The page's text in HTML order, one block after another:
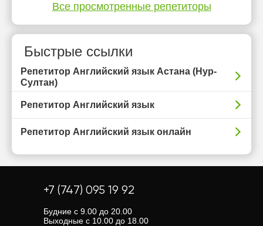
Все просмотренные репетиторы
Быстрые ссылки
Репетитор Английский язык Астана (Нур-
Султан)
Репетитор Английский язык
Репетитор Английский язык онлайн
+7 (747) 095 19 92
Будние с 9.00 до 20.00
Выходные с 10.00 до 18.00